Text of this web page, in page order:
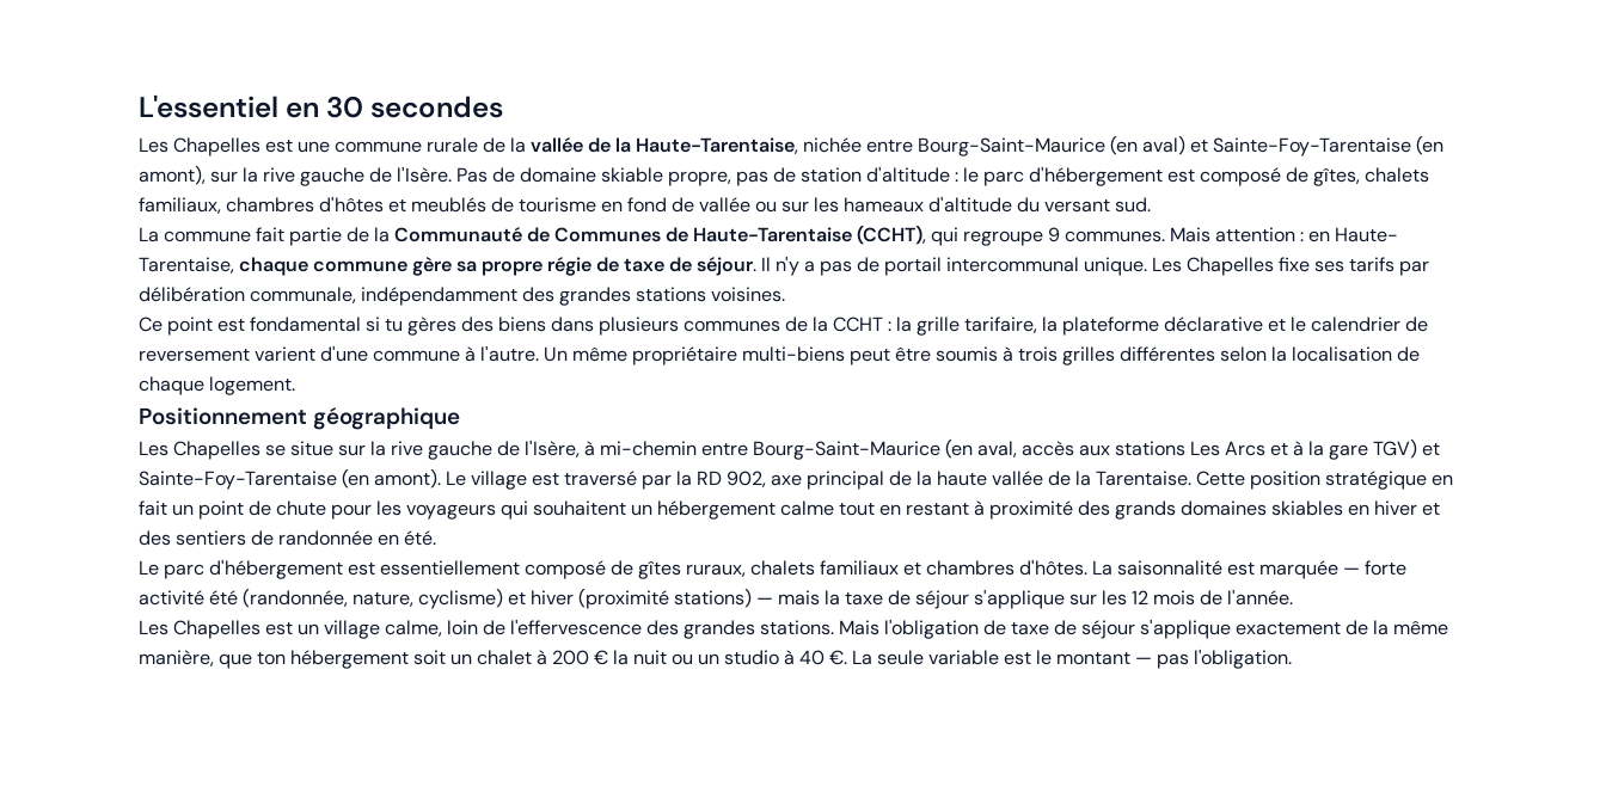
L'essentiel en 30 secondes
Les Chapelles est une commune rurale de la vallée de la Haute-Tarentaise, nichée entre Bourg-Saint-Maurice (en aval) et Sainte-Foy-Tarentaise (en
amont), sur la rive gauche de l'Isère. Pas de domaine skiable propre, pas de station d'altitude : le parc d'hébergement est composé de gîtes, chalets
familiaux, chambres d'hôtes et meublés de tourisme en fond de vallée ou sur les hameaux d'altitude du versant sud.
La commune fait partie de la Communauté de Communes de Haute-Tarentaise (CCHT), qui regroupe 9 communes. Mais attention : en Haute-
Tarentaise,chaque commune gère sa propre régie de taxe de séjour. Il n'y a pas de portail intercommunal unique. Les Chapelles fixe ses tarifs par
délibération communale, indépendamment des grandes stations voisines.
Ce point est fondamental si tu gères des biens dans plusieurs communes de la CCHT : la grille tarifaire, la plateforme déclarative et le calendrier de
reversement varient d'une commune à l'autre. Un même propriétaire multi-biens peut être soumis à trois grilles différentes selon la localisation de
chaque logement.
Positionnement géographique
Les Chapelles se situe sur la rive gauche de l'Isère, à mi-chemin entre Bourg-Saint-Maurice (en aval, accès aux stations Les Arcs et à la gare TGV) et
Sainte-Foy-Tarentaise (en amont). Le village est traversé par la RD 902, axe principal de la haute vallée de la Tarentaise. Cette position stratégique en
fait un point de chute pour les voyageurs qui souhaitent un hébergement calme tout en restant à proximité des grands domaines skiables en hiver et
des sentiers de randonnée en été.
Le parc d'hébergement est essentiellement composé de gîtes ruraux, chalets familiaux et chambres d'hôtes. La saisonnalité est marquée — forte
activité été (randonnée, nature, cyclisme) et hiver (proximité stations) — mais la taxe de séjour s'applique sur les 12 mois de l'année.
Les Chapelles est un village calme, loin de l'effervescence des grandes stations. Mais l'obligation de taxe de séjour s'applique exactement de la même
manière, que ton hébergement soit un chalet à 200 € la nuit ou un studio à 40 €. La seule variable est le montant — pas l'obligation.